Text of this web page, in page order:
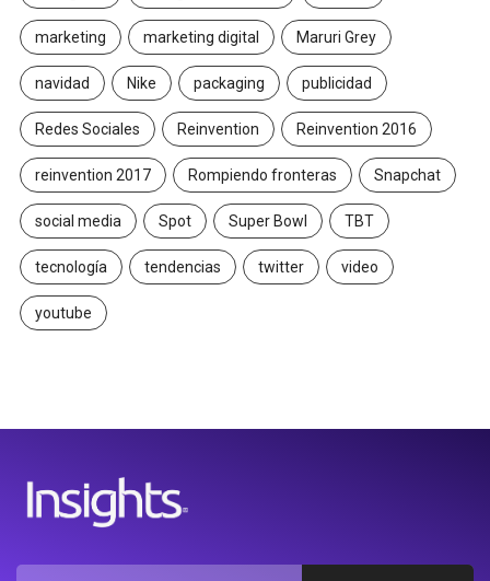
marketing marketing digital Maruri Grey
navidad Nike packaging publicidad
Redes Sociales Reinvention Reinvention 2016
reinvention 2017 Rompiendo fronteras Snapchat
social media Spot Super Bowl TBT
tecnología tendencias twitter video
youtube